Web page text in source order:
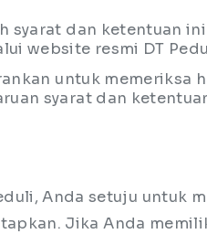
syarat dan ketentuan
website resmi DT
untuk memeriksa
syarat dan
Anda setuju untuk
Jika Anda